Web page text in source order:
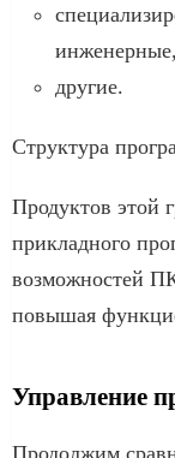
другие.
Структура
Продуктов этой
прикладного
возможностей
повышая
Управление
Продолжим